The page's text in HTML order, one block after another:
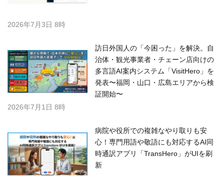
2026年7月3日 8時
訪日外国人の「今困った」を解決。自
治体・観光事業者・チェーン店向けの
多言語AI案内システム「VisitHero」を
発表〜福岡・山口・広島エリアから検
証開始〜
2026年7月1日 8時
病院や役所での複雑なやり取りも安
心！専門用語や敬語にも対応するAI同
時通訳アプリ「TransHero」がUIを刷
新